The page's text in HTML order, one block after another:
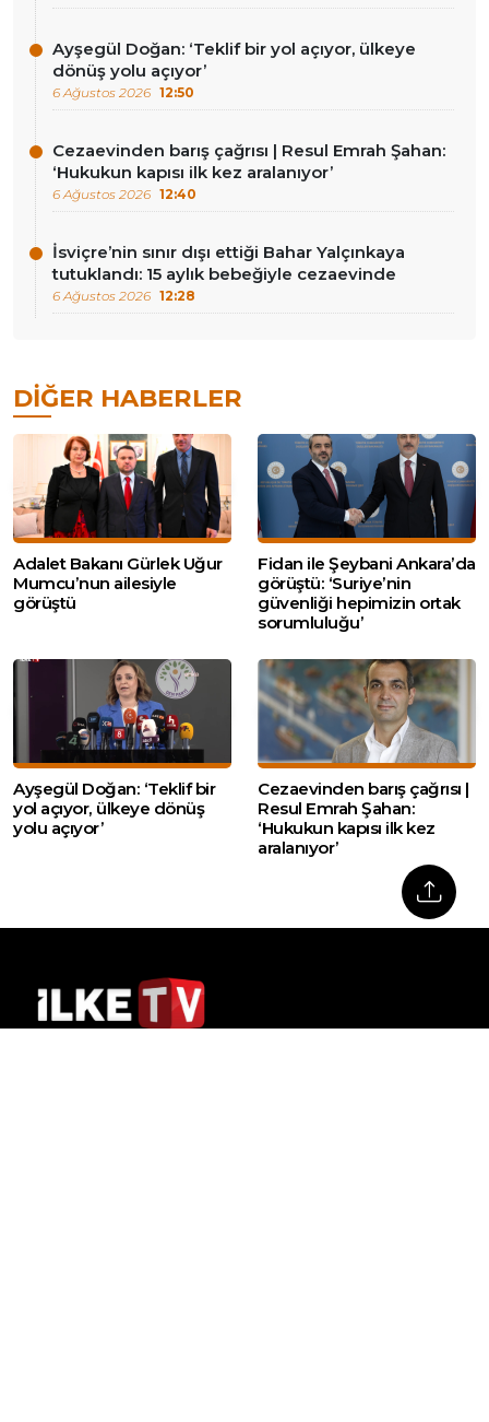
Ayşegül Doğan: ‘Teklif bir yol açıyor, ülkeye
dönüş yolu açıyor’
6 Ağustos 2026 12:50
Cezaevinden barış çağrısı | Resul Emrah Şahan:
‘Hukukun kapısı ilk kez aralanıyor’
6 Ağustos 2026 12:40
İsviçre’nin sınır dışı ettiği Bahar Yalçınkaya
tutuklandı: 15 aylık bebeğiyle cezaevinde
6 Ağustos 2026 12:28
DIĞER HABERLER
Adalet Bakanı Gürlek Uğur
Mumcu’nun ailesiyle
görüştü
Fidan ile Şeybani Ankara’da
görüştü: ‘Suriye’nin
güvenliği hepimizin ortak
sorumluluğu’
Ayşegül Doğan: ‘Teklif bir
yol açıyor, ülkeye dönüş
yolu açıyor’
Cezaevinden barış çağrısı |
Resul Emrah Şahan:
‘Hukukun kapısı ilk kez
aralanıyor’